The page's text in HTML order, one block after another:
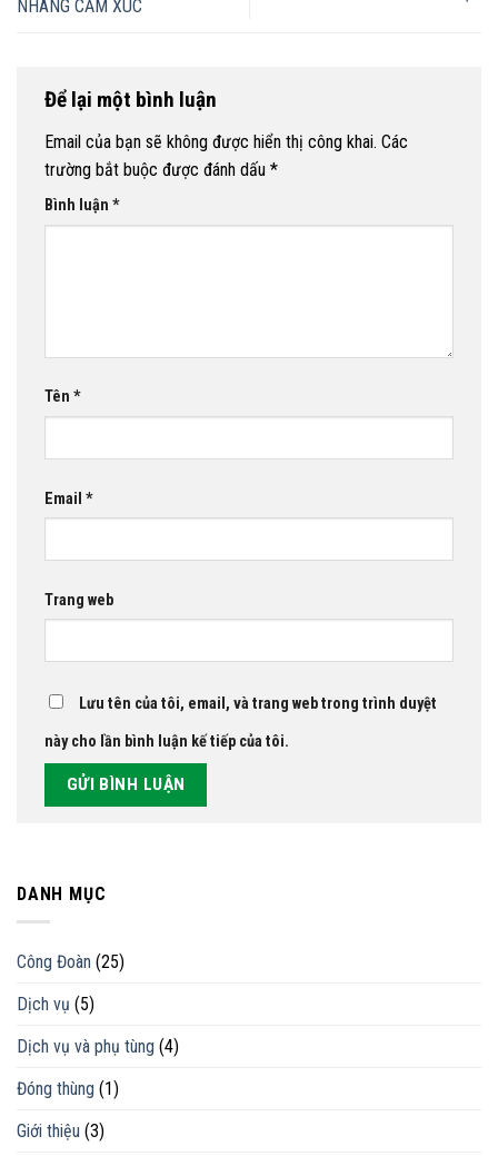
NHÀNG CẢM XÚC
Để lại một bình luận
Email của bạn sẽ không được hiển thị công khai. Các
trường bắt buộc được đánh dấu *
Bình luận *
Tên *
Email *
Trang web
Lưu tên của tôi, email, và trang web trong trình duyệt
này cho lần bình luận kế tiếp của tôi.
DANH MỤC
Công Đoàn (25)
Dịch vụ (5)
Dịch vụ và phụ tùng (4)
Đóng thùng (1)
Giới thiệu (3)